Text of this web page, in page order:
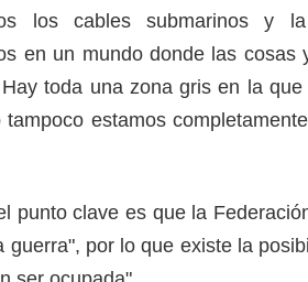
los cables submarinos y la
en un mundo donde las cosas
toda una zona gris en la
estamos
punto clave es que la
guerra", por lo que existe la